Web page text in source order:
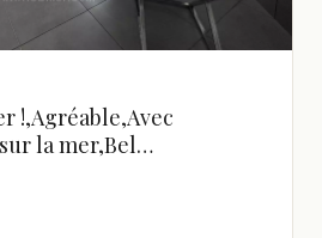
!,Agréable,Avec
la mer,Bel
affaire,Bonne